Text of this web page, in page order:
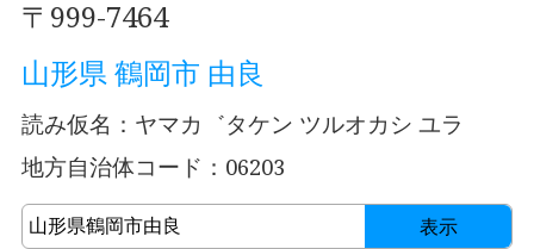
〒999-7464
山形県 鶴岡市 由良
読み仮名：ヤマカ゛タケン ツルオカシ ユラ
地方自治体コード：06203
表示